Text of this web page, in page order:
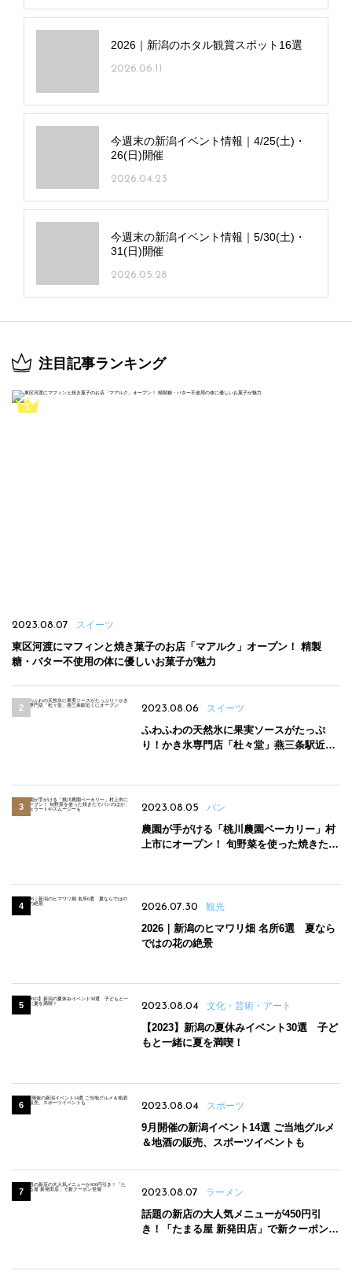
2026｜新潟のホタル観賞スポット16選
2026.06.11
今週末の新潟イベント情報｜4/25(土)・
26(日)開催
2026.04.23
今週末の新潟イベント情報｜5/30(土)・
31(日)開催
2026.05.28
注目記事ランキング
2023.08.07 スイーツ
東区河渡にマフィンと焼き菓子のお店「マアルク」オープン！ 精製
糖・バター不使用の体に優しいお菓子が魅力
2023.08.06 スイーツ
ふわふわの天然氷に果実ソースがたっぷ
り！かき氷専門店「杜々堂」燕三条駅近く
2023.08.05 パン
農園が手がける「桃川農園ベーカリー」村
上市にオープン！ 旬野菜を使った焼きたて
2026.07.30 観光
2026｜新潟のヒマワリ畑 名所6選 夏なら
ではの花の絶景
2023.08.04 文化・芸術・アート
【2023】新潟の夏休みイベント30選 子ど
もと一緒に夏を満喫！
2023.08.04 スポーツ
9月開催の新潟イベント14選 ご当地グルメ
＆地酒の販売、スポーツイベントも
2023.08.07 ラーメン
話題の新店の大人気メニューが450円引
き！「たまる屋 新発田店」で新クーポン登